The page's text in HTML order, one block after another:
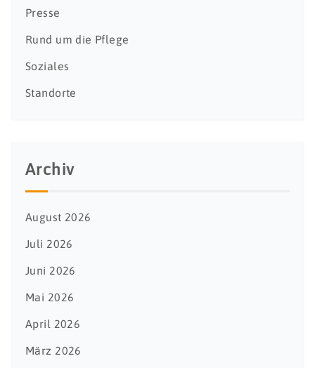
Presse
Rund um die Pflege
Soziales
Standorte
Archiv
August 2026
Juli 2026
Juni 2026
Mai 2026
April 2026
März 2026